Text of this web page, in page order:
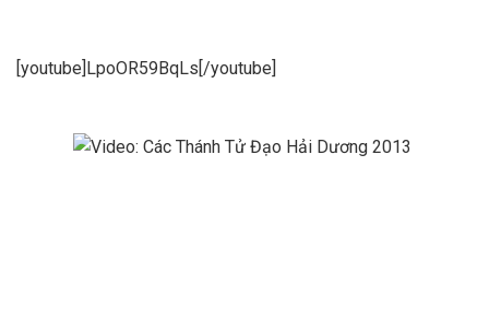
[youtube]LpoOR59BqLs[/youtube]